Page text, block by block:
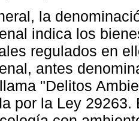
la
indica los
regulados en
antes
"Delitos
por la Ley